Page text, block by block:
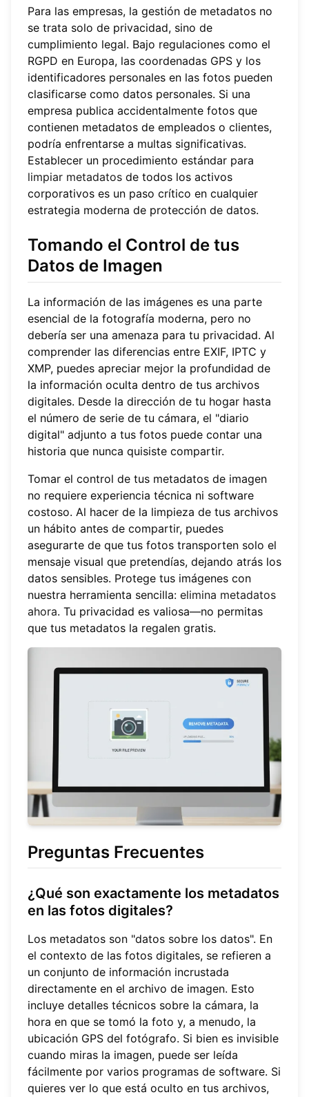
Para las empresas, la gestión de metadatos no
se trata solo de privacidad, sino de
cumplimiento legal. Bajo regulaciones como el
RGPD en Europa, las coordenadas GPS y los
identificadores personales en las fotos pueden
clasificarse como datos personales. Si una
empresa publica accidentalmente fotos que
contienen metadatos de empleados o clientes,
podría enfrentarse a multas significativas.
Establecer un procedimiento estándar para
limpiar metadatos de todos los activos
corporativos es un paso crítico en cualquier
estrategia moderna de protección de datos.
Tomando el Control de tus
Datos de Imagen
La información de las imágenes es una parte
esencial de la fotografía moderna, pero no
debería ser una amenaza para tu privacidad. Al
comprender las diferencias entre EXIF, IPTC y
XMP, puedes apreciar mejor la profundidad de
la información oculta dentro de tus archivos
digitales. Desde la dirección de tu hogar hasta
el número de serie de tu cámara, el "diario
digital" adjunto a tus fotos puede contar una
historia que nunca quisiste compartir.
Tomar el control de tus metadatos de imagen
no requiere experiencia técnica ni software
costoso. Al hacer de la limpieza de tus archivos
un hábito antes de compartir, puedes
asegurarte de que tus fotos transporten solo el
mensaje visual que pretendías, dejando atrás los
datos sensibles. Protege tus imágenes con
nuestra herramienta sencilla: elimina metadatos
ahora. Tu privacidad es valiosa—no permitas
que tus metadatos la regalen gratis.
Preguntas Frecuentes
¿Qué son exactamente los metadatos
en las fotos digitales?
Los metadatos son "datos sobre los datos". En
el contexto de las fotos digitales, se refieren a
un conjunto de información incrustada
directamente en el archivo de imagen. Esto
incluye detalles técnicos sobre la cámara, la
hora en que se tomó la foto y, a menudo, la
ubicación GPS del fotógrafo. Si bien es invisible
cuando miras la imagen, puede ser leída
fácilmente por varios programas de software. Si
quieres ver lo que está oculto en tus archivos,